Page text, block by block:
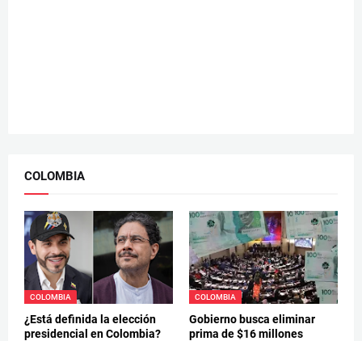
COLOMBIA
COLOMBIA
¿Está definida la elección
presidencial en Colombia?
COLOMBIA
Gobierno busca eliminar
prima de $16 millones